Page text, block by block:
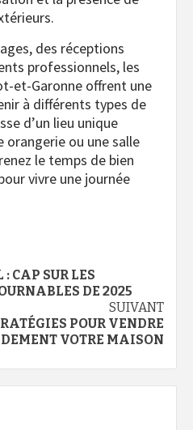
des réceptions
professionnels, les
et-Garonne offrent une
à différents types de
d’un lieu unique
orangerie ou une salle
le temps de bien
vivre une journée
CAP SUR LES
DE 2025
SUIVANT
POUR VENDRE
VOTRE MAISON